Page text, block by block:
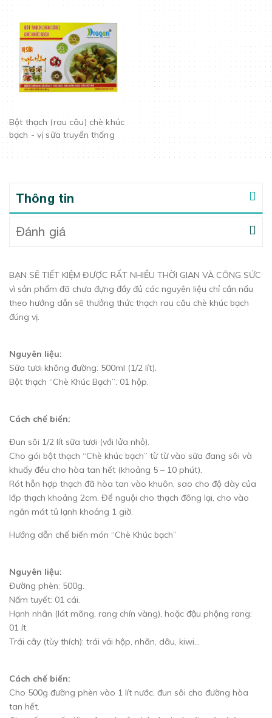
Bột thạch (rau câu) chè khúc
bạch - vị sữa truyền thống
hộp 106gr
Thông tin
Đánh giá
BẠN SẼ TIẾT KIỆM ĐƯỢC RẤT NHIỀU THỜI GIAN VÀ CÔNG SỨC
vì sản phẩm đã chưa đựng đầy đủ các nguyên liệu chỉ cần nấu
theo hướng dẫn sẽ thưởng thức thạch rau câu chè khúc bạch
đúng vị.
Nguyên liệu:
Sữa tươi không đường: 500ml (1/2 lít).
Bột thạch “Chè Khúc Bạch”: 01 hộp.
Cách chế biến:
Đun sôi 1/2 lít sữa tươi (với lửa nhỏ).
Cho gói bột thạch “Chè khúc bạch” từ từ vào sữa đang sôi và
khuấy đều cho hòa tan hết (khoảng 5 – 10 phút).
Rót hỗn hợp thạch đã hòa tan vào khuôn, sao cho độ dày của
lớp thạch khoảng 2cm. Để nguội cho thạch đông lại, cho vào
ngăn mát tủ lạnh khoảng 1 giờ.
Hướng dẫn chế biến món “Chè Khúc bạch”
Nguyên liệu:
Đường phèn: 500g.
Nấm tuyết: 01 cái.
Hạnh nhân (lát mõng, rang chín vàng), hoặc đậu phộng rang:
01 ít.
Trái cây (tùy thích): trái vải hộp, nhãn, dâu, kiwi…
Cách chế biến:
Cho 500g đường phèn vào 1 lít nước, đun sôi cho đường hòa
tan hết.